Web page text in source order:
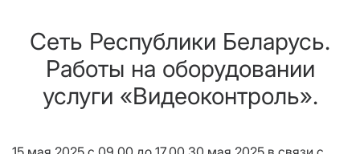
Сеть Республики Беларусь.
Работы на оборудовании
услуги «Видеоконтроль».